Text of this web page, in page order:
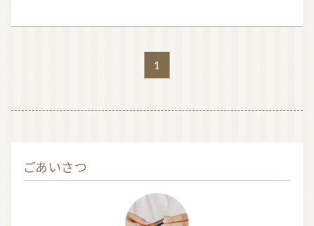
1
ごあいさつ